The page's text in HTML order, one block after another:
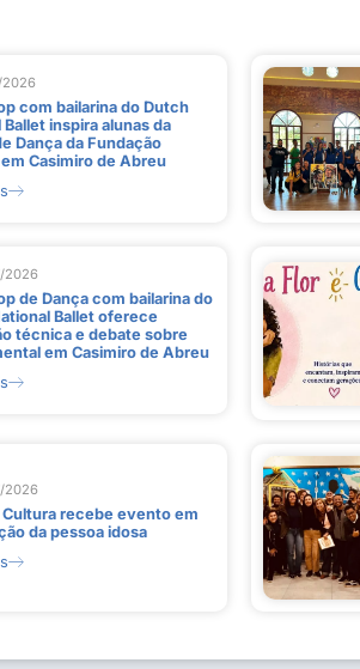
2026
com bailarina do Dutch
Ballet inspira alunas da
Dança da Fundação
Casimiro de Abreu
2026
de Dança com bailarina do
Ballet oferece
técnica e debate sobre
em Casimiro de Abreu
2026
Cultura recebe evento em
da pessoa idosa